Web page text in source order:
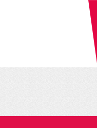
Cookies management panel